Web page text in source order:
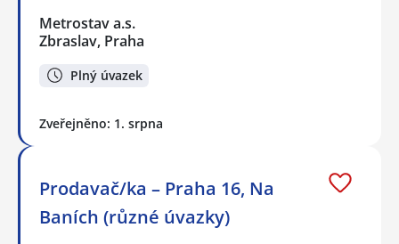
Metrostav a.s.
Zbraslav, Praha
Plný úvazek
Zveřejněno: 1. srpna
Prodavač/ka – Praha 16, Na
Baních (různé úvazky)